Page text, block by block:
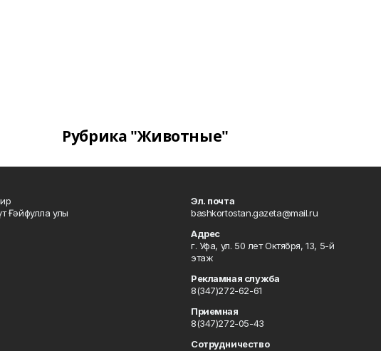
Рубрика "Животные"
Ғәйфулла улы
Эл. почта
bashkortostan.gazeta@mail.ru
Адрес
г. Уфа, ул. 50 лет Октября, 13, 5-й
этаж
Рекламная служба
8(347)272-62-61
Приемная
8(347)272-05-43
Сотрудничество